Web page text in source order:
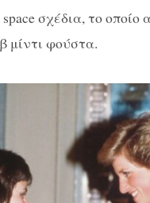
σχέδια, το οποίο
μίντι φούστα.